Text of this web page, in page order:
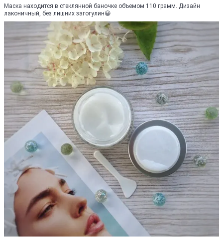
Маска находится в стеклянной баночке объемом 110 грамм. Дизайн
лаконичный, без лишних загогулин😀